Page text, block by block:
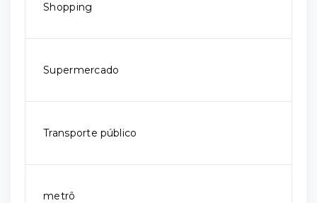
Shopping
Supermercado
Transporte público
metrô